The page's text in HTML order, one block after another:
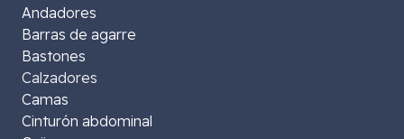
Andadores
Barras de agarre
Bastones
Calzadores
Camas
Cinturón abdominal